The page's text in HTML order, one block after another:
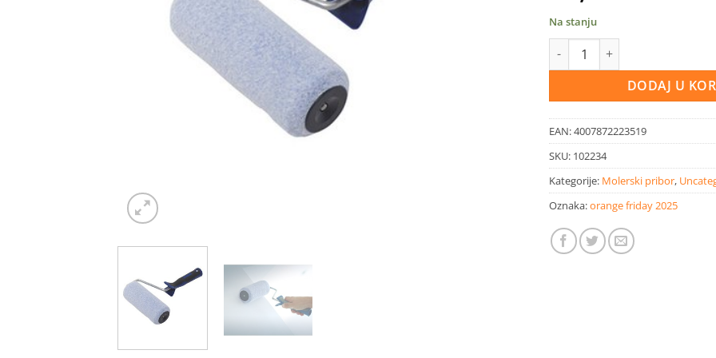
Na stanju
Valjak višestruki sa
DODAJ U
EAN:4007872223519
SKU: 102234
Kategorije: Molerski pribor,
Oznaka:orange friday 2025